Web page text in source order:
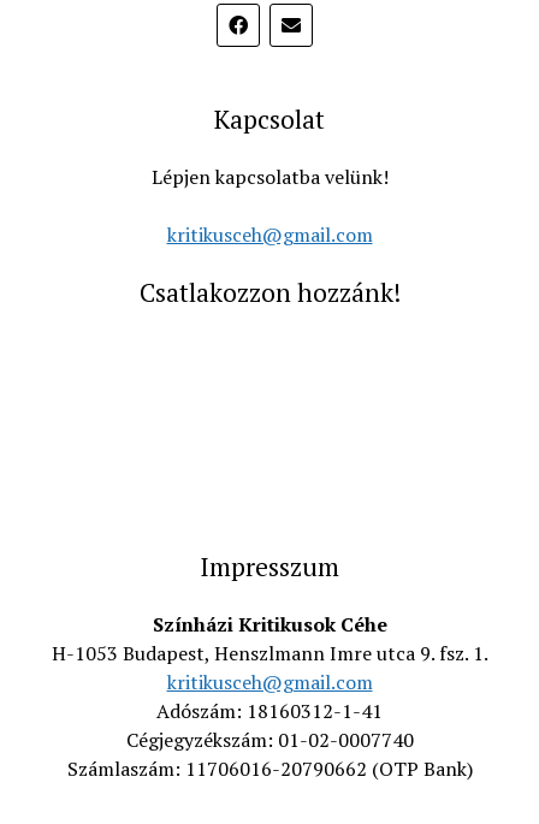
Kapcsolat
Lépjen kapcsolatba velünk!
kritikusceh@gmail.com
Csatlakozzon hozzánk!
Impresszum
Színházi Kritikusok Céhe
H-1053 Budapest, Henszlmann Imre utca 9. fsz. 1.
kritikusceh@gmail.com
Adószám: 18160312-1-41
Cégjegyzékszám: 01-02-0007740
Számlaszám: 11706016-20790662 (OTP Bank)